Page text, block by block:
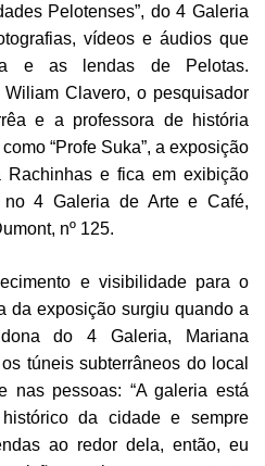
Pelotenses”, do 4 Galeria
vídeos e áudios que
e as lendas de Pelotas.
Clavero, o pesquisador
e a professora de história
“Profe Suka”, a exposição
Rachinhas e fica em exibição
4 Galeria de Arte e Café,
nº 125.
e visibilidade para o
da exposição surgiu quando a
do 4 Galeria, Mariana
túneis subterrâneos do local
nas pessoas: “A galeria está
da cidade e sempre
ao redor dela, então, eu